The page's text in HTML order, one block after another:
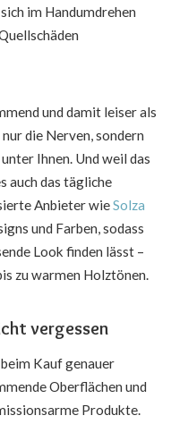
im Handumdrehen
und damit leiser als
die Nerven, sondern
Ihnen. Und weil das
auch das tägliche
Anbieter wieSolza
und Farben, sodass
Look finden lässt –
zu warmen Holztönen.
vergessen
Kauf genauer
Oberflächen und
Produkte.